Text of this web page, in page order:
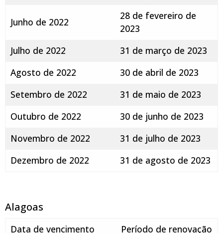
Junho de 2022
28 de fevereiro de
2023
Julho de 2022
31 de março de 2023
Agosto de 2022
30 de abril de 2023
Setembro de 2022
31 de maio de 2023
Outubro de 2022
30 de junho de 2023
Novembro de 2022
31 de julho de 2023
Dezembro de 2022
31 de agosto de 2023
Alagoas
Data de vencimento
Período de renovação